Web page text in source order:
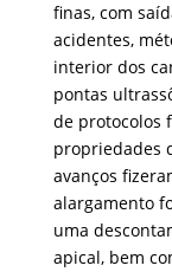
finas, com
acidentes,
interior dos
pontas
de protocolos
propriedades
avanços
alargamento
uma
apical, bem